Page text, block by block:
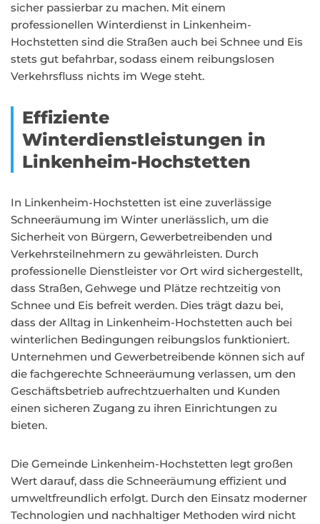
sicher passierbar zu machen. Mit einem
professionellen Winterdienst in Linkenheim-
Hochstetten sind die Straßen auch bei Schnee und Eis
stets gut befahrbar, sodass einem reibungslosen
Verkehrsfluss nichts im Wege steht.
Effiziente
Winterdienstleistungen in
Linkenheim-Hochstetten
In Linkenheim-Hochstetten ist eine zuverlässige
Schneeräumung im Winter unerlässlich, um die
Sicherheit von Bürgern, Gewerbetreibenden und
Verkehrsteilnehmern zu gewährleisten. Durch
professionelle Dienstleister vor Ort wird sichergestellt,
dass Straßen, Gehwege und Plätze rechtzeitig von
Schnee und Eis befreit werden. Dies trägt dazu bei,
dass der Alltag in Linkenheim-Hochstetten auch bei
winterlichen Bedingungen reibungslos funktioniert.
Unternehmen und Gewerbetreibende können sich auf
die fachgerechte Schneeräumung verlassen, um den
Geschäftsbetrieb aufrechtzuerhalten und Kunden
einen sicheren Zugang zu ihren Einrichtungen zu
bieten.
Die Gemeinde Linkenheim-Hochstetten legt großen
Wert darauf, dass die Schneeräumung effizient und
umweltfreundlich erfolgt. Durch den Einsatz moderner
Technologien und nachhaltiger Methoden wird nicht